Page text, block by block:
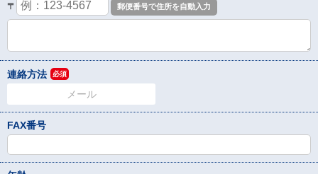
〒
連絡方法 必須
メール
FAX番号